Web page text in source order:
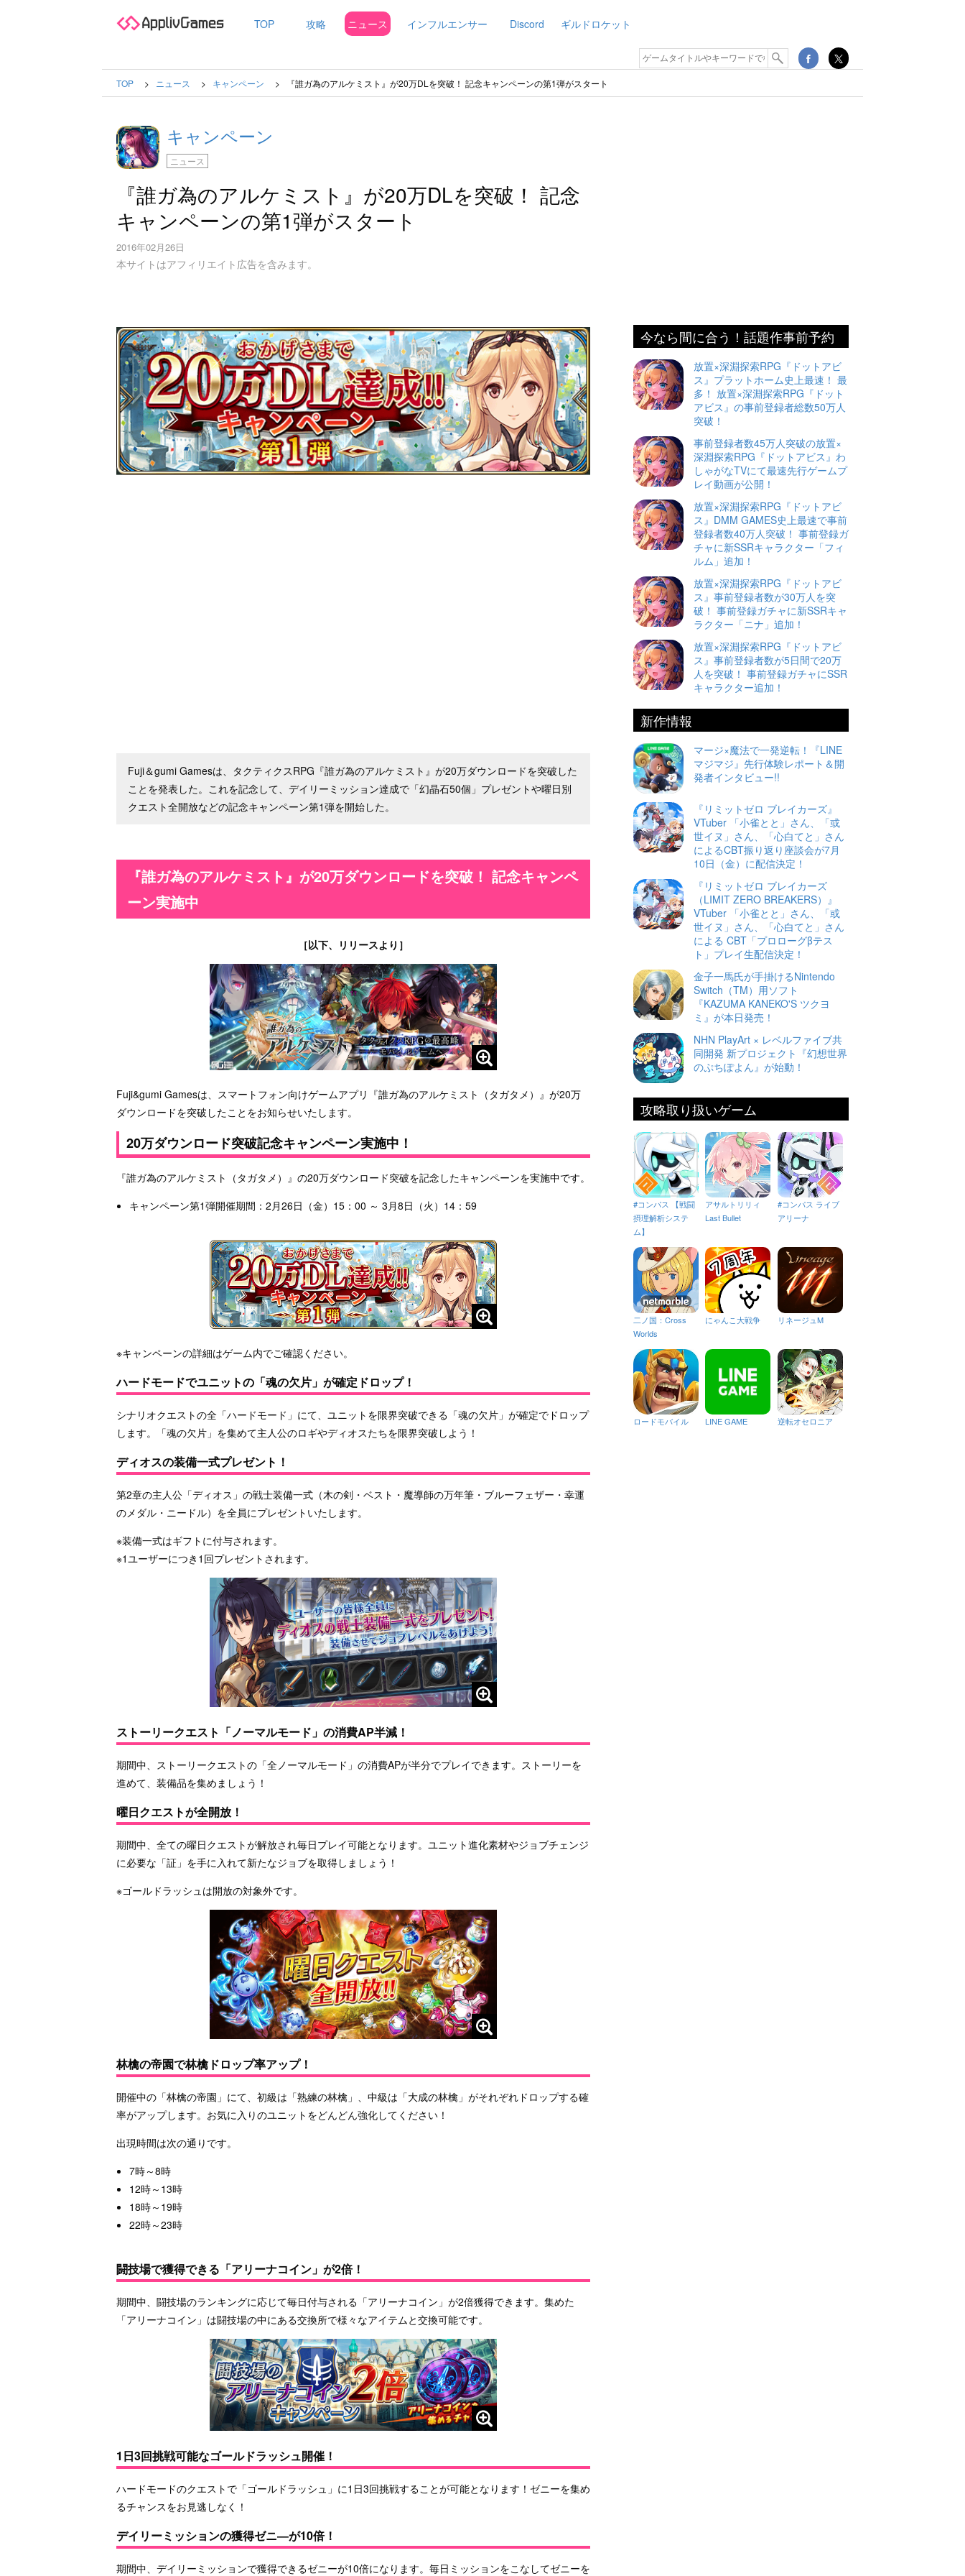
TOP 攻略 ニュース インフルエンサー Discord ギルドロケット
TOP ニュース キャンペーン 『誰ガ為のアルケミスト』が20万DLを突破！ 記念キャンペーンの第1弾がスタート
キャンペーン
ニュース
『誰ガ為のアルケミスト』が20万DLを突破！ 記念
キャンペーンの第1弾がスタート
2016年02月26日
本サイトはアフィリエイト広告を含みます。
Fuji＆gumi Gamesは、タクティクスRPG『誰ガ為のアルケミスト』が20万ダウンロードを突破した
ことを発表した。これを記念して、デイリーミッション達成で「幻晶石50個」プレゼントや曜日別
クエスト全開放などの記念キャンペーン第1弾を開始した。
『誰ガ為のアルケミスト』が20万ダウンロードを突破！ 記念キャンペ
ーン実施中
［以下、リリースより］
Fuji&gumi Gamesは、スマートフォン向けゲームアプリ『誰ガ為のアルケミスト（タガタメ）』が20万
ダウンロードを突破したことをお知らせいたします。
20万ダウンロード突破記念キャンペーン実施中！
『誰ガ為のアルケミスト（タガタメ）』の20万ダウンロード突破を記念したキャンペーンを実施中です。
キャンペーン第1弾開催期間：2月26日（金）15：00 ～ 3月8日（火）14：59
※キャンペーンの詳細はゲーム内でご確認ください。
ハードモードでユニットの「魂の欠片」が確定ドロップ！
シナリオクエストの全「ハードモード」にて、ユニットを限界突破できる「魂の欠片」が確定でドロップ
します。「魂の欠片」を集めて主人公のロギやディオスたちを限界突破しよう！
ディオスの装備一式プレゼント！
第2章の主人公「ディオス」の戦士装備一式（木の剣・ベスト・魔導師の万年筆・ブルーフェザー・幸運
のメダル・ニードル）を全員にプレゼントいたします。
※装備一式はギフトに付与されます。
※1ユーザーにつき1回プレゼントされます。
ストーリークエスト「ノーマルモード」の消費AP半減！
期間中、ストーリークエストの「全ノーマルモード」の消費APが半分でプレイできます。ストーリーを
進めて、装備品を集めましょう！
曜日クエストが全開放！
期間中、全ての曜日クエストが解放され毎日プレイ可能となります。ユニット進化素材やジョブチェンジ
に必要な「証」を手に入れて新たなジョブを取得しましょう！
※ゴールドラッシュは開放の対象外です。
林檎の帝園で林檎ドロップ率アップ！
開催中の「林檎の帝園」にて、初級は「熟練の林檎」、中級は「大成の林檎」がそれぞれドロップする確
率がアップします。お気に入りのユニットをどんどん強化してください！
出現時間は次の通りです。
7時～8時
12時～13時
18時～19時
22時～23時
闘技場で獲得できる「アリーナコイン」が2倍！
期間中、闘技場のランキングに応じて毎日付与される「アリーナコイン」が2倍獲得できます。集めた
「アリーナコイン」は闘技場の中にある交換所で様々なアイテムと交換可能です。
1日3回挑戦可能なゴールドラッシュ開催！
ハードモードのクエストで「ゴールドラッシュ」に1日3回挑戦することが可能となります！ゼニーを集め
るチャンスをお見逃しなく！
デイリーミッションの獲得ゼニ―が10倍！
期間中、デイリーミッションで獲得できるゼニーが10倍になります。毎日ミッションをこなしてゼニーを
今なら間に合う！話題作事前予約
放置×深淵探索RPG『ドットアビ
ス』プラットホーム史上最速！ 最
多！ 放置×深淵探索RPG『ドット
アビス』の事前登録者総数50万人
突破！
事前登録者数45万人突破の放置×
深淵探索RPG『ドットアビス』わ
しゃがなTVにて最速先行ゲームプ
レイ動画が公開！
放置×深淵探索RPG『ドットアビ
ス』DMM GAMES史上最速で事前
登録者数40万人突破！ 事前登録ガ
チャに新SSRキャラクター「フィ
ルム」追加！
放置×深淵探索RPG『ドットアビ
ス』事前登録者数が30万人を突
破！ 事前登録ガチャに新SSRキャ
ラクター「ニナ」追加！
放置×深淵探索RPG『ドットアビ
ス』事前登録者数が5日間で20万
人を突破！ 事前登録ガチャにSSR
キャラクター追加！
新作情報
マージ×魔法で一発逆転！『LINE
マジマジ』先行体験レポート＆開
発者インタビュー!!
『リミットゼロ ブレイカーズ』
VTuber 「小雀とと」さん、「或
世イヌ」さん、「心白てと」さん
によるCBT振り返り座談会が7月
10日（金）に配信決定！
『リミットゼロ ブレイカーズ
（LIMIT ZERO BREAKERS）』
VTuber 「小雀とと」さん、「或
世イヌ」さん、「心白てと」さん
による CBT「プロローグβテス
ト」プレイ生配信決定！
金子一馬氏が手掛けるNintendo
Switch（TM）用ソフト
『KAZUMA KANEKO'S ツクヨ
ミ』が本日発売！
NHN PlayArt × レベルファイブ共
同開発 新プロジェクト『幻想世界
のぷちぽよん』が始動！
攻略取り扱いゲーム
#コンパス 【戦闘
摂理解析システ
ム】
アサルトリリィ
Last Bullet
#コンパス ライブ
アリーナ
二ノ国：Cross
Worlds
にゃんこ大戦争 リネージュM
ロードモバイル LINE GAME 逆転オセロニア